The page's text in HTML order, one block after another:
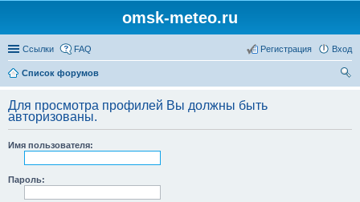
omsk-meteo.ru
Ссылки FAQ Вход
Регистрация
Список форумов
Для просмотра профилей Вы должны быть
авторизованы.
Имя пользователя:
Пароль: